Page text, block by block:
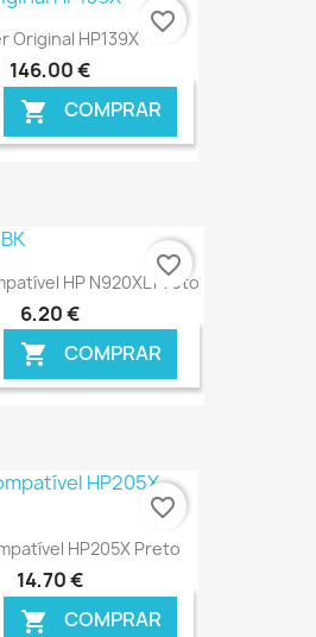
€ ONLINE
Original HP139X
146,00 €
 COMPRAR
€ ONLINE
favorite_border
HP N920XL Preto
6,20 €
 COMPRAR
€ ONLINE
favorite_border
HP205X Preto
14,70 €
 COMPRAR
favorite_border